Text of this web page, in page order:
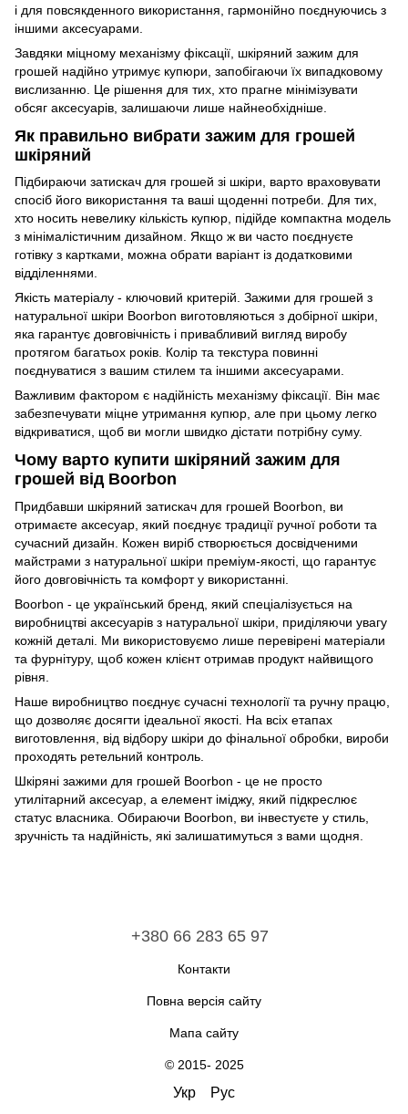
і для повсякденного використання, гармонійно поєднуючись з
іншими аксесуарами.
Завдяки міцному механізму фіксації, шкіряний зажим для
грошей надійно утримує купюри, запобігаючи їх випадковому
вислизанню. Це рішення для тих, хто прагне мінімізувати
обсяг аксесуарів, залишаючи лише найнеобхідніше.
Як правильно вибрати зажим для грошей
шкіряний
Підбираючи затискач для грошей зі шкіри, варто враховувати
спосіб його використання та ваші щоденні потреби. Для тих,
хто носить невелику кількість купюр, підійде компактна модель
з мінімалістичним дизайном. Якщо ж ви часто поєднуєте
готівку з картками, можна обрати варіант із додатковими
відділеннями.
Якість матеріалу - ключовий критерій. Зажими для грошей з
натуральної шкіри Boorbon виготовляються з добірної шкіри,
яка гарантує довговічність і привабливий вигляд виробу
протягом багатьох років. Колір та текстура повинні
поєднуватися з вашим стилем та іншими аксесуарами.
Важливим фактором є надійність механізму фіксації. Він має
забезпечувати міцне утримання купюр, але при цьому легко
відкриватися, щоб ви могли швидко дістати потрібну суму.
Чому варто купити шкіряний зажим для
грошей від Boorbon
Придбавши шкіряний затискач для грошей Boorbon, ви
отримаєте аксесуар, який поєднує традиції ручної роботи та
сучасний дизайн. Кожен виріб створюється досвідченими
майстрами з натуральної шкіри преміум-якості, що гарантує
його довговічність та комфорт у використанні.
Boorbon - це український бренд, який спеціалізується на
виробництві аксесуарів з натуральної шкіри, приділяючи увагу
кожній деталі. Ми використовуємо лише перевірені матеріали
та фурнітуру, щоб кожен клієнт отримав продукт найвищого
рівня.
Наше виробництво поєднує сучасні технології та ручну працю,
що дозволяє досягти ідеальної якості. На всіх етапах
виготовлення, від відбору шкіри до фінальної обробки, вироби
проходять ретельний контроль.
Шкіряні зажими для грошей Boorbon - це не просто
утилітарний аксесуар, а елемент іміджу, який підкреслює
статус власника. Обираючи Boorbon, ви інвестуєте у стиль,
зручність та надійність, які залишатимуться з вами щодня.
+380 66 283 65 97
Контакти
Повна версія сайту
Мапа сайту
© 2015- 2025
Укр Рус